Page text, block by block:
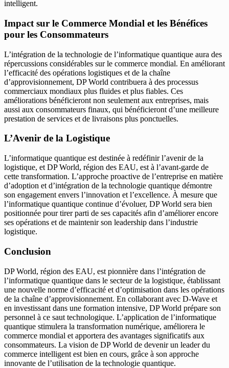
intelligent.
Impact sur le Commerce Mondial et les Bénéfices
pour les Consommateurs
L’intégration de la technologie de l’informatique quantique aura des
répercussions considérables sur le commerce mondial. En améliorant
l’efficacité des opérations logistiques et de la chaîne
d’approvisionnement, DP World contribuera à des processus
commerciaux mondiaux plus fluides et plus fiables. Ces
améliorations bénéficieront non seulement aux entreprises, mais
aussi aux consommateurs finaux, qui bénéficieront d’une meilleure
prestation de services et de livraisons plus ponctuelles.
L’Avenir de la Logistique
L’informatique quantique est destinée à redéfinir l’avenir de la
logistique, et DP World, région des EAU, est à l’avant-garde de
cette transformation. L’approche proactive de l’entreprise en matière
d’adoption et d’intégration de la technologie quantique démontre
son engagement envers l’innovation et l’excellence. À mesure que
l’informatique quantique continue d’évoluer, DP World sera bien
positionnée pour tirer parti de ses capacités afin d’améliorer encore
ses opérations et de maintenir son leadership dans l’industrie
logistique.
Conclusion
DP World, région des EAU, est pionnière dans l’intégration de
l’informatique quantique dans le secteur de la logistique, établissant
une nouvelle norme d’efficacité et d’optimisation dans les opérations
de la chaîne d’approvisionnement. En collaborant avec D-Wave et
en investissant dans une formation intensive, DP World prépare son
personnel à ce saut technologique. L’application de l’informatique
quantique stimulera la transformation numérique, améliorera le
commerce mondial et apportera des avantages significatifs aux
consommateurs. La vision de DP World de devenir un leader du
commerce intelligent est bien en cours, grâce à son approche
innovante de l’utilisation de la technologie quantique.